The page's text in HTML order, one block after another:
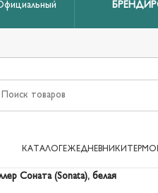
КАТАЛОГ ЕЖЕДНЕВНИКИ
Соната (Sonata), белая